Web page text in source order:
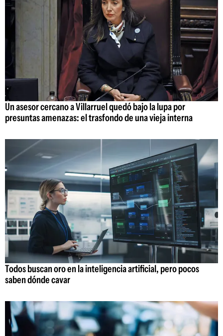
Un asesor cercano a Villarruel quedó bajo la lupa por
presuntas amenazas: el trasfondo de una vieja interna
Todos buscan oro en la inteligencia artificial, pero pocos
saben dónde cavar